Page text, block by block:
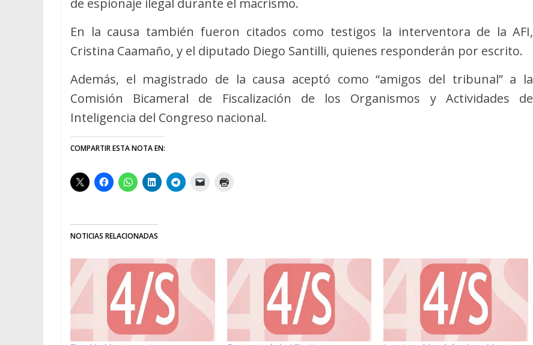
de espionaje ilegal durante el macrismo.
En la causa también fueron citados como testigos la interventora de la AFI,
Cristina Caamaño, y el diputado Diego Santilli, quienes responderán por escrito.
Además, el magistrado de la causa aceptó como “amigos del tribunal” a la
Comisión Bicameral de Fiscalización de los Organismos y Actividades de
Inteligencia del Congreso nacional.
COMPARTIR ESTA NOTA EN:
NOTICIAS RELACIONADAS